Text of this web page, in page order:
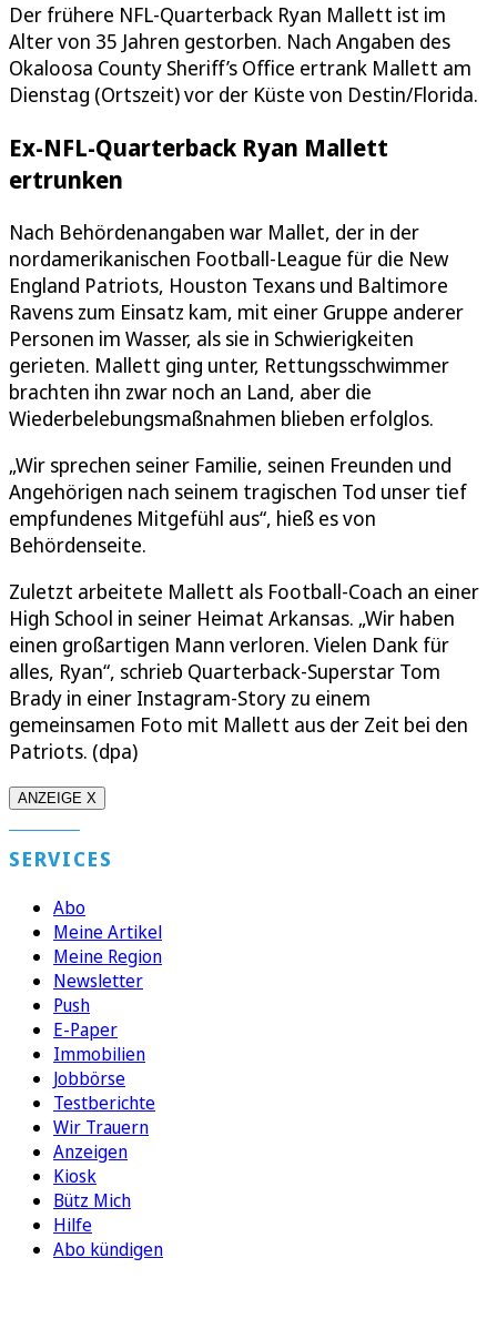
Der frühere NFL-Quarterback Ryan Mallett ist im
Alter von 35 Jahren gestorben. Nach Angaben des
Okaloosa County Sheriff’s Office ertrank Mallett am
Dienstag (Ortszeit) vor der Küste von Destin/Florida.
Ex-NFL-Quarterback Ryan Mallett
ertrunken
Nach Behördenangaben war Mallet, der in der
nordamerikanischen Football-League für die New
England Patriots, Houston Texans und Baltimore
Ravens zum Einsatz kam, mit einer Gruppe anderer
Personen im Wasser, als sie in Schwierigkeiten
gerieten. Mallett ging unter, Rettungsschwimmer
brachten ihn zwar noch an Land, aber die
Wiederbelebungsmaßnahmen blieben erfolglos.
„Wir sprechen seiner Familie, seinen Freunden und
Angehörigen nach seinem tragischen Tod unser tief
empfundenes Mitgefühl aus“, hieß es von
Behördenseite.
Zuletzt arbeitete Mallett als Football-Coach an einer
High School in seiner Heimat Arkansas. „Wir haben
einen großartigen Mann verloren. Vielen Dank für
alles, Ryan“, schrieb Quarterback-Superstar Tom
Brady in einer Instagram-Story zu einem
gemeinsamen Foto mit Mallett aus der Zeit bei den
Patriots. (dpa)
ANZEIGE X
SERVICES
Abo
Meine Artikel
Meine Region
Newsletter
Push
E-Paper
Immobilien
Jobbörse
Testberichte
Wir Trauern
Anzeigen
Kiosk
Bütz Mich
Hilfe
Abo kündigen